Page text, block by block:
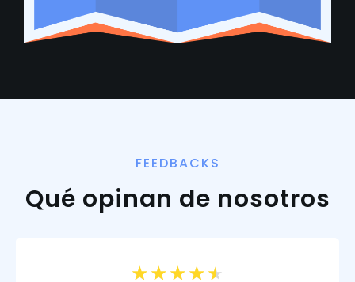
FEEDBACKS
Qué opinan de nosotros
★ ★ ★ ★ ★